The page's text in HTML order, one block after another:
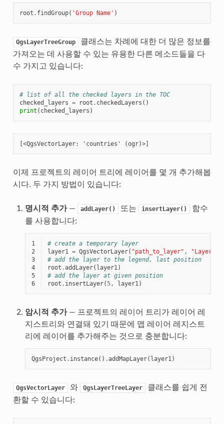
root . findGroup( 'Group Name' )
QgsLayerTreeGroup
클래스는 차례에 대한 더 많은 정보를
가져오는 데 사용할 수 있는 유용한 다른 메소드들을 다
수 가지고 있습니다:
# list of all the checked layers in the TOC
checked_layers = root . checkedLayers ()
print ( checked_layers )
이제 프로젝트의 레이어 트리에 레이어를 몇 개 추가해봅
시다. 두 가지 방법이 있습니다:
명시적 추가— addLayer() 또는 insertLayer()
함수
를 사용합니다:
1
# create a temporary layer
2
layer1 = QgsVectorLayer( "path_to_layer" , "Layer 1"
3
# add the layer to the legend, last position
4
root .addLayer( layer1)
5
# add the layer at given position
6
root . insertLayer( 5, layer1)
암시적 추가— 프로젝트의 레이어 트리가 레이어 레
지스트리와 연결돼 있기 때문에 맵 레이어 레지스트
리에 레이어를 추가해주는 것으로 충분합니다:
QgsProject . instance() .addMapLayer( layer1)
QgsVectorLayer 와 QgsLayerTreeLayer
클래스를 쉽게 전
환할 수 있습니다: